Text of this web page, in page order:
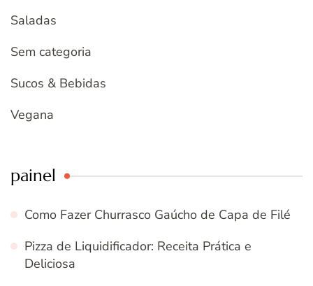
Saladas
Sem categoria
Sucos & Bebidas
Vegana
painel
Como Fazer Churrasco Gaúcho de Capa de Filé
Pizza de Liquidificador: Receita Prática e
Deliciosa